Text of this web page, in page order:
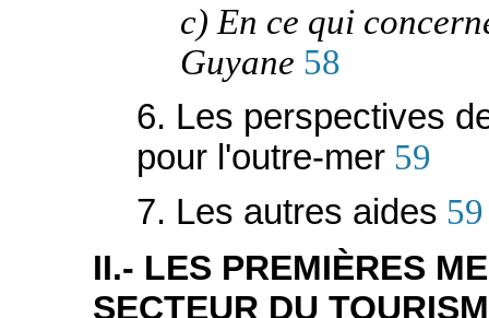
c) En ce qui
Guyane 58
6. Les perspectives
pour l'outre-mer 59
7. Les autres aides 59
II.- LES PREMIÈRES
SECTEUR DU